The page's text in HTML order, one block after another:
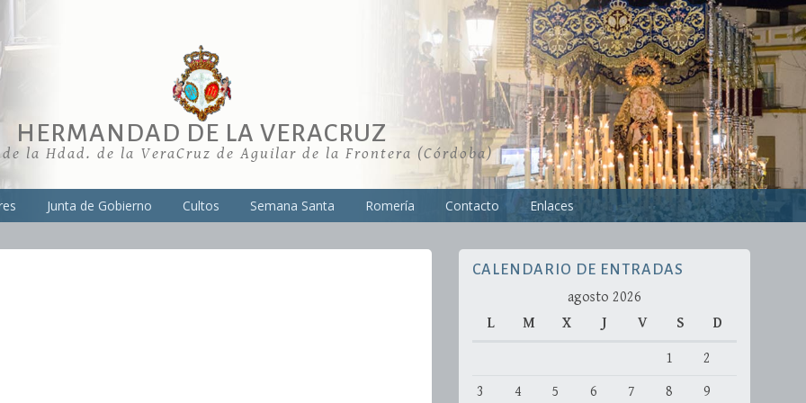
HERMANDAD DE LA VERACRUZ
de la Hdad. de la VeraCruz de Aguilar de la Frontera (Córdoba)
Junta de Gobierno Cultos Semana Santa Romería Contacto Enlaces
CALENDARIO DE ENTRADAS
agosto 2026
L
M X J V S D
1
2
3
4 5 6 7 8
9